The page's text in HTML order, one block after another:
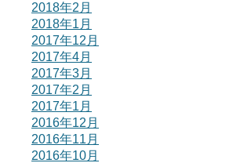
2018年2月
2018年1月
2017年12月
2017年4月
2017年3月
2017年2月
2017年1月
2016年12月
2016年11月
2016年10月